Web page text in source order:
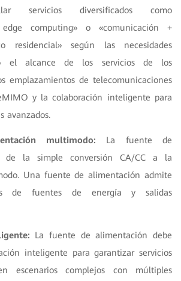
servicios diversificados como
computing» o «comunicación +
residencial» según las necesidades
el alcance de los servicios de los
emplazamientos de telecomunicaciones
y la colaboración inteligente para
avanzados.
multimodo: La fuente de
de la simple conversión CA/CC a la
Una fuente de alimentación admite
de fuentes de energía y salidas
La fuente de alimentación debe
inteligente para garantizar servicios
escenarios complejos con múltiples